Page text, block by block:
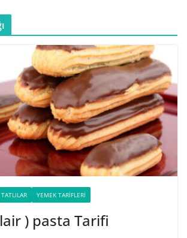
TATLILAR YEMEK TARIFLERI
) pasta Tarifi